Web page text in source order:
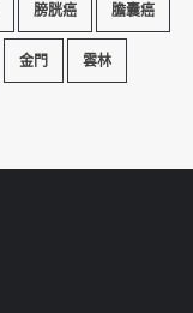
膀胱癌 膽囊癌
金門 雲林